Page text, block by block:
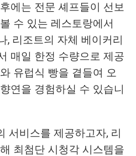
에는 전문 셰프들이 선보
수 있는 레스토랑에서
, 리조트의 자체 베이커리
매일 한정 수량으로 제공
유럽식 빵을 곁들여 오
연을 경험하실 수 있습니
서비스를 제공하고자, 리
최첨단 시청각 시스템을